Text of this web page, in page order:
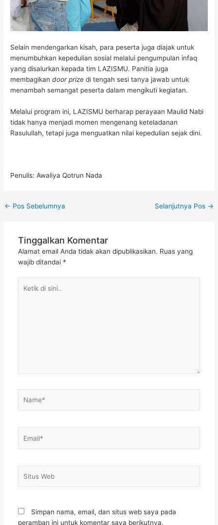
Selain mendengarkan kisah, para peserta juga diajak untuk
menumbuhkan kepedulian sosial melalui pengumpulan infaq
yang disalurkan kepada tim LAZISMU. Panitia juga
membagikandoor prize di tengah sesi tanya jawab untuk
menambah semangat peserta dalam mengikuti kegiatan.
Melalui program ini, LAZISMU berharap perayaan Maulid Nabi
tidak hanya menjadi momen mengenang keteladanan
Rasulullah, tetapi juga menguatkan nilai kepedulian sejak dini.
Penulis: Awaliya Qotrun Nada
← Pos Sebelumnya Selanjutnya Pos →
Tinggalkan Komentar
Alamat email Anda tidak akan dipublikasikan. Ruas yang
wajib ditandai *
Web
Simpan nama, email, dan situs web saya pada
peramban ini untuk komentar saya berikutnya.